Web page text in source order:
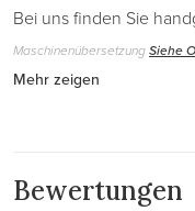
Bei uns finden Sie
MaschinenübersetzungSiehe
Mehr zeigen
Bewertungen